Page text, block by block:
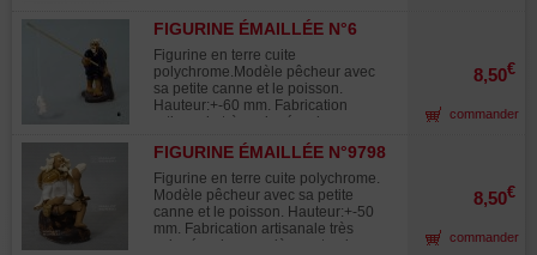
très soignée. Utilisée dans la
composition des paysages
miniatures "saikei"et en
accompagnement avec le bonsaï.
FIGURINE ÉMAILLÉE N°6
8508
Figurine en terre cuite
polychrome.Modèle pêcheur avec
sa petite canne et le poisson.
Hauteur:+-60 mm. Fabrication
artisanale très soignée, chaque
pièce est unique. Utilisée dans la
composition des paysages
miniatures "saikei"et en
accompagnement avec les bonsaïs.
8,50€
commander
FIGURINE ÉMAILLÉE N°9798
Figurine en terre cuite polychrome.
Modèle pêcheur avec sa petite
canne et le poisson. Hauteur:+-50
mm. Fabrication artisanale très
soignée, chaque pièce est unique.
8,50€
commander